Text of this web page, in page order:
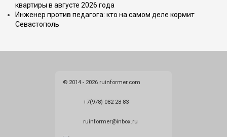
квартиры в августе 2026 года
Инженер против педагога: кто на самом деле кормит
Севастополь
© 2014 - 2026 ruinformer.com
+7(978) 082 28 83
ruinformer@inbox.ru